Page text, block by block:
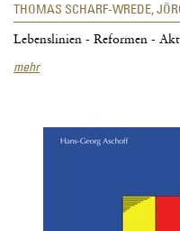
THOMAS SCHARF-WREDE,
Lebenslinien - Reformen -
mehrBischof
(1022–
1038)